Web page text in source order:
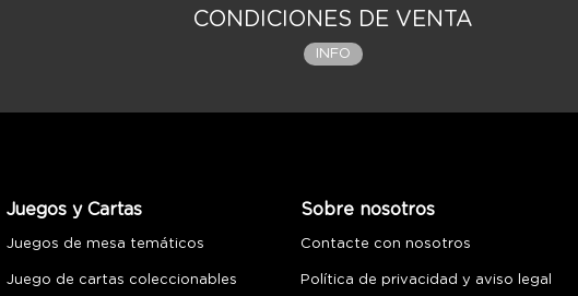
CONDICIONES DE VENTA
INFO
Juegos y Cartas
Juegos de mesa temáticos
Juego de cartas coleccionables
Sobre nosotros
Contacte con nosotros
Política de privacidad y aviso legal